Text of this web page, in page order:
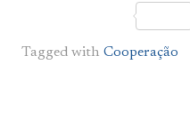
Link
Tagged with Cooperação